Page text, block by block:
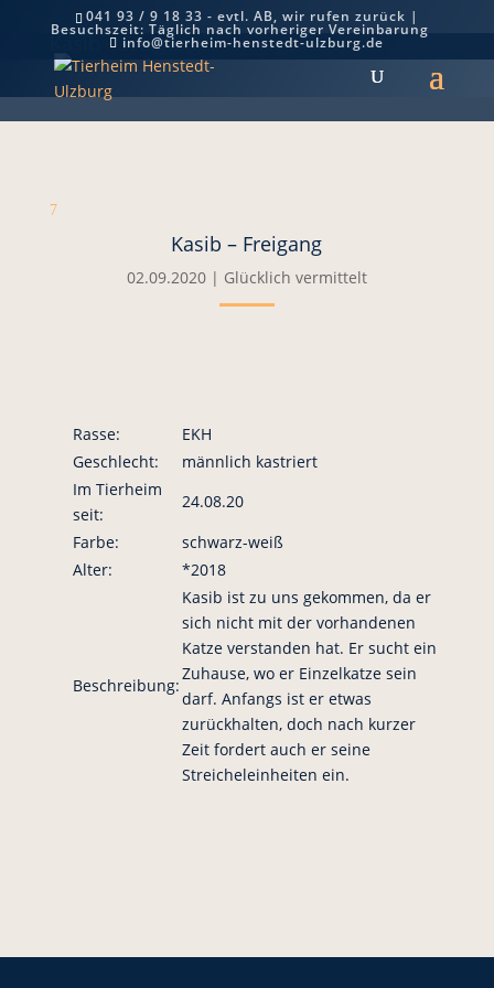
041 93 / 9 18 33 - evtl. AB, wir rufen zurück |
Besuchszeit: Täglich nach vorheriger Vereinbarung
info@tierheim-henstedt-ulzburg.de
Kasib – Freigang
7
Kasib – Freigang
02.09.2020| Glücklich vermittelt
Rasse:
EKH
Geschlecht:
männlich kastriert
Im Tierheim
seit:
24.08.20
Farbe:
schwarz-weiß
Alter:
*2018
Beschreibung:
Kasib ist zu uns gekommen, da er
sich nicht mit der vorhandenen
Katze verstanden hat. Er sucht ein
Zuhause, wo er Einzelkatze sein
darf. Anfangs ist er etwas
zurückhalten, doch nach kurzer
Zeit fordert auch er seine
Streicheleinheiten ein.